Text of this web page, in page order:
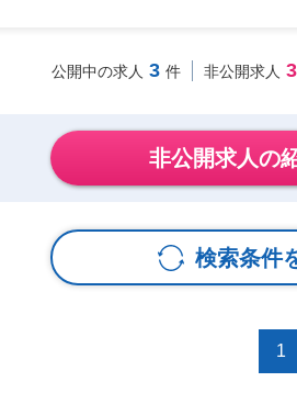
公開中の求人 3 件 非公開求人 3
非公開求人の
検索条件
1